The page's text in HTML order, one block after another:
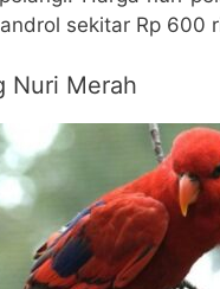
sekitar Rp 600
Nuri Merah